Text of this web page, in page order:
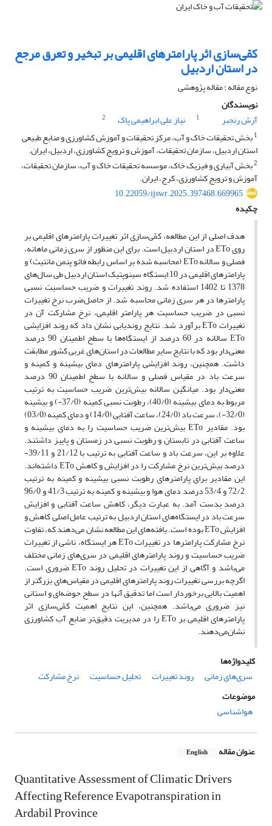
کمّی‌سازی اثر پارامترهای اقلیمی بر تبخیر و تعرق مرجع
در استان اردبیل
نوع مقاله : مقاله پژوهشی
نویسندگان
آرش رنجبر
1 نیاز علی ابراهیمی پاک
2
1بخش تحقیقات خاک و آب، مرکز تحقیقات و آموزش کشاورزی و منابع طبیعی
استان اردبیل، سازمان تحقیقات، آموزش و ترویج کشاورزی، اردبیل، ایران.
2بخش آبیاری و فیزیک خاک، موسسه تحقیقات خاک و آب، سازمان تحقیقات،
آموزش و ترویج کشاورزی، کرج، ایران.
10.22059/ijswr.2025.397468.669965
چکیده
هدف اصلی از این مطالعه، کمّی‌سازی اثر تغییرات پارامترهای اقلیمی بر
روی ETo در استان اردبیل است. برای این منظور از سری زمانی ماهانه،
فصلی و سالانه ‌ETo (محاسبه شده بر اساس رابطه فائو پنمن مانتیث) و
پارامترهای اقلیمی در 10 ایستگاه‌ سینوپتیک استان اردبیل طی سال‌های
1378 تا 1402 استفاده شد. روند تغییرات و ضریب حساسیت نسبی
پارامترها در هر سری‌ زمانی محاسبه شد. از حاصل‌ضرب نرخ تغییرات
نسبی در ضریب حساسیت هر پارامتر اقلیمی، نرخ مشارکت آن در
تغییرات ETo برآورد شد. نتایج روندیابی نشان داد که روند افزایشی
ETo سالانه در 60 درصد از ایستگاه‌ها با سطح اطمینان 90 درصد
معنی‌دار بود که با نتایج سایر مطالعات در استان‌های غربی کشور مطابقت
داشت. همچنین، روند افزایشی پارامترهای دمای بیشینه و کمینه و
سرعت باد در مقیاس فصلی و سالانه با سطح اطمینان 90 درصد
معنی‌دار بود. میانگین سالانه بیش‌ترین ضریب حساسیت به ترتیب
مربوط به دمای بیشینه (40/0)، رطوبت نسبی کمینه (37/0-) و بیشینه
(32/0-)، سرعت باد (24/0)، ساعت آفتابی (14/0) و دمای کمینه (03/0)
بود. مقادیر ETo بیش‌ترین ضریب حساسیت را به دمای بیشینه و
ساعت آفتابی در تابستان و رطوبت نسبی در زمستان و پاییز داشتند.
علاوه بر این، سرعت باد و ساعت آفتابی به ترتیب با 21/12 و 39/11-
درصد بیش‌ترین نرخ مشارکت را در افزایش و کاهش ETo داشته‌اند.
این مقادیر برای پارامترهای رطوبت نسبی بیشینه و کمینه به ترتیب
72/2 و 53/4 درصد دمای هوا و بیشینه و کمینه به ترتیب 41/3 و 96/0
درصد بدست آمد. به عبارت دیگر، کاهش ساعت آفتابی و افزایش
سرعت باد در ایستگاه‌های استان اردبیل به ترتیب عامل اصلی کاهش و
افزایش ETo بوده است. یافته‌های این مطالعه نشان می‌دهند که، تفاوت
نرخ مشارکت پارامترها در تغییرات ETo هر ایستگاه، ناشی از تغییرات
ضریب حساسیت و روند پارامترهای اقلیمی در سری‌های زمانی مختلف
می‌باشد و آگاهی از این تغییرات در تحلیل روند ETo ضروری است.
اگرچه بررسی تغییرات روند پارامترهای اقلیمی در مقیاس‌های بزرگتر از
اهمیت بالایی برخوردار است اما تدقیق آنها در سطح حوضه‌ای و استانی
نیز ضروری می‌باشد. همچنین، این نتایج اهمیت کمّی‌سازی اثر
پارامترهای اقلیمی بر ETo را در مدیریت دقیق‌تر منابع آب کشاورزی
نشان‌می‌دهند.
کلیدواژه‌ها
سری‌های زمانی
روند تغییرات تحلیل حساسیت
نرخ مشارکت
موضوعات
هواشناسی
عنوان مقاله English
Quantitative Assessment of Climatic Drivers
Affecting Reference Evapotranspiration in
Ardabil Province